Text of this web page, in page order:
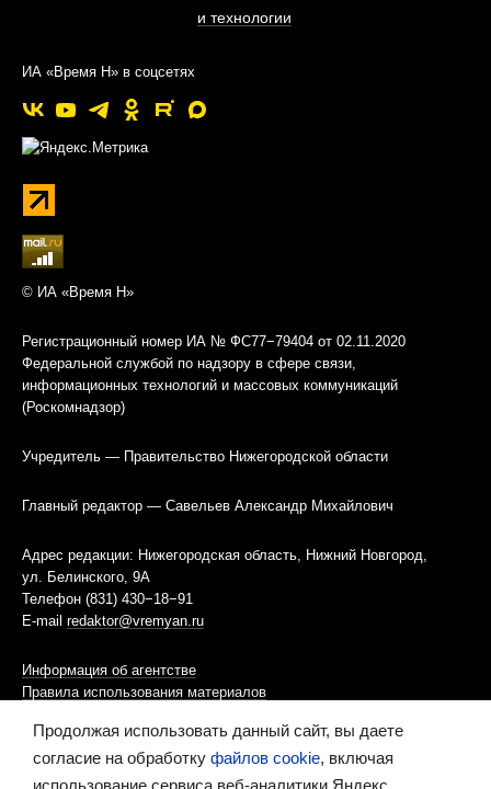
и технологии
ИА «Время Н» в соцсетях
© ИА «Время Н»
Регистрационный номер ИА № ФС77−79404 от 02.11.2020
Федеральной службой по надзору в сфере связи,
информационных технологий и массовых коммуникаций
(Роскомнадзор)
Учредитель — Правительство Нижегородской области
Главный редактор — Савельев Александр Михайлович
Адрес редакции: Нижегородская область, Нижний Новгород,
ул. Белинского, 9А
Телефон (831) 430−18−91
E-mail redaktor@vremyan.ru
Информация об агентстве
Правила использования материалов
Информационная политика использования «cookies»-файлов
Продолжая использовать данный сайт, вы даете
согласие на обработку файлов cookie, включая
использование сервиса веб-аналитики Яндекс